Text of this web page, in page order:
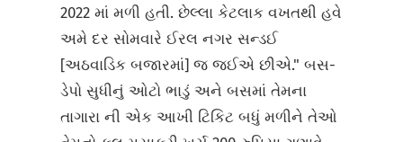
2022 માં મળી હતી. છેલ્લા કેટલાક વખતથી હવે
અમે દર સોમવારે ઈરલ નગર સન્ડઈ
[અઠવાડિક બજારમાં] જ જઈએ છીએ." બસ-
ડેપો સુધીનું ઓટો ભાડું અને બસમાં તેમના
તાગારા ની એક આખી ટિકિટ બધું મળીને તેઓ